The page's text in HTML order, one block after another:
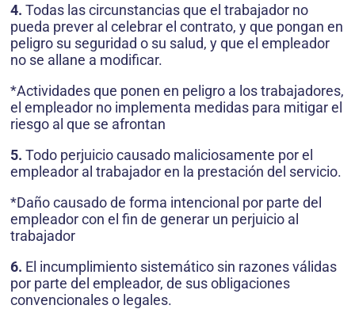
4. Todas las circunstancias que el trabajador no
pueda prever al celebrar el contrato, y que pongan en
peligro su seguridad o su salud, y que el empleador
no se allane a modificar.
*Actividades que ponen en peligro a los trabajadores,
el empleador no implementa medidas para mitigar el
riesgo al que se afrontan
5. Todo perjuicio causado maliciosamente por el
empleador al trabajador en la prestación del servicio.
*Daño causado de forma intencional por parte del
empleador con el fin de generar un perjuicio al
trabajador
6. El incumplimiento sistemático sin razones válidas
por parte del empleador, de sus obligaciones
convencionales o legales.